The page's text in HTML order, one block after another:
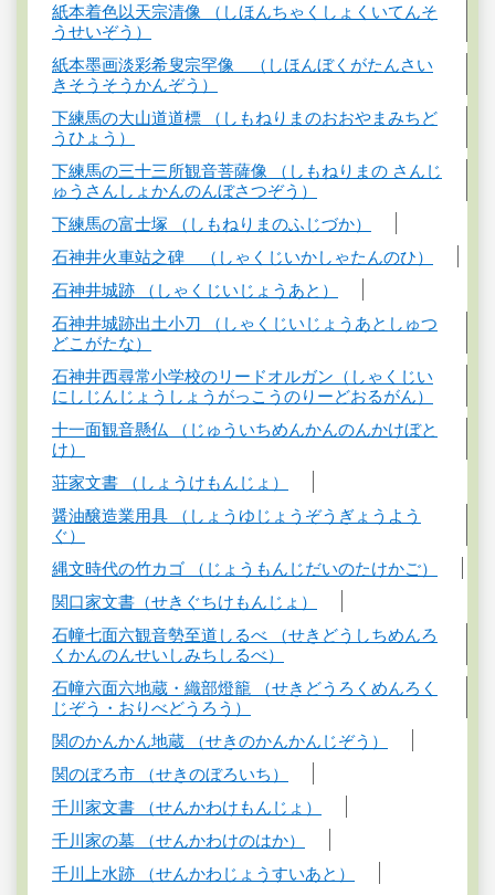
紙本着色以天宗清像 （しほんちゃくしょくいてんそ
うせいぞう）
紙本墨画淡彩希叟宗罕像 （しほんぼくがたんさい
きそうそうかんぞう）
下練馬の大山道道標 （しもねりまのおおやまみちど
うひょう）
下練馬の三十三所観音菩薩像 （しもねりまの さんじ
ゅうさんしょかんのんぼさつぞう）
下練馬の富士塚 （しもねりまのふじづか）
石神井火車站之碑 （しゃくじいかしゃたんのひ）
石神井城跡 （しゃくじいじょうあと）
石神井城跡出土小刀 （しゃくじいじょうあとしゅつ
どこがたな）
石神井西尋常小学校のリードオルガン（しゃくじい
にしじんじょうしょうがっこうのりーどおるがん）
十一面観音懸仏 （じゅういちめんかんのんかけぼと
け）
荘家文書 （しょうけもんじょ）
醤油醸造業用具 （しょうゆじょうぞうぎょうよう
ぐ）
縄文時代の竹カゴ （じょうもんじだいのたけかご）
関口家文書（せきぐちけもんじょ）
石幢七面六観音勢至道しるべ （せきどうしちめんろ
くかんのんせいしみちしるべ）
石幢六面六地蔵・織部燈籠 （せきどうろくめんろく
じぞう・おりべどうろう）
関のかんかん地蔵 （せきのかんかんじぞう）
関のぼろ市 （せきのぼろいち）
千川家文書 （せんかわけもんじょ）
千川家の墓 （せんかわけのはか）
千川上水跡 （せんかわじょうすいあと）